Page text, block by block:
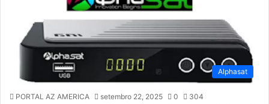
Alphasat
PORTAL AZ AMERICA setembro 22, 2025 0 304